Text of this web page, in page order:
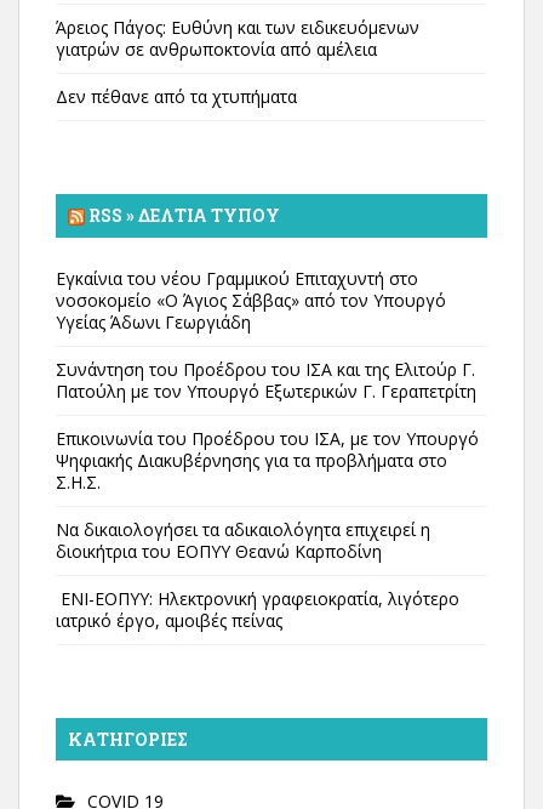
Άρειος Πάγος: Ευθύνη και των ειδικευόμενων
γιατρών σε ανθρωποκτονία από αμέλεια
Δεν πέθανε από τα χτυπήματα
RSS » ΔΕΛΤΊΑ ΤΎΠΟΥ
Εγκαίνια του νέου Γραμμικού Επιταχυντή στο
νοσοκομείο «Ο Άγιος Σάββας» από τον Υπουργό
Υγείας Άδωνι Γεωργιάδη
Συνάντηση του Προέδρου του ΙΣΑ και της Ελιτούρ Γ.
Πατούλη με τον Υπουργό Εξωτερικών Γ. Γεραπετρίτη
Επικοινωνία του Προέδρου του ΙΣΑ, με τον Υπουργό
Ψηφιακής Διακυβέρνησης για τα προβλήματα στο
Σ.Η.Σ.
Να δικαιολογήσει τα αδικαιολόγητα επιχειρεί η
διοικήτρια του ΕΟΠΥΥ Θεανώ Καρποδίνη
ΕΝΙ-ΕΟΠΥΥ: Ηλεκτρονική γραφειοκρατία, λιγότερο
ιατρικό έργο, αμοιβές πείνας
KΑΤΗΓΟΡΊΕΣ
COVID 19